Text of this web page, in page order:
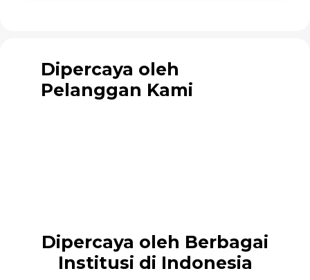
Dipercaya oleh
Pelanggan Kami
Dipercaya oleh Berbagai
Institusi di Indonesia